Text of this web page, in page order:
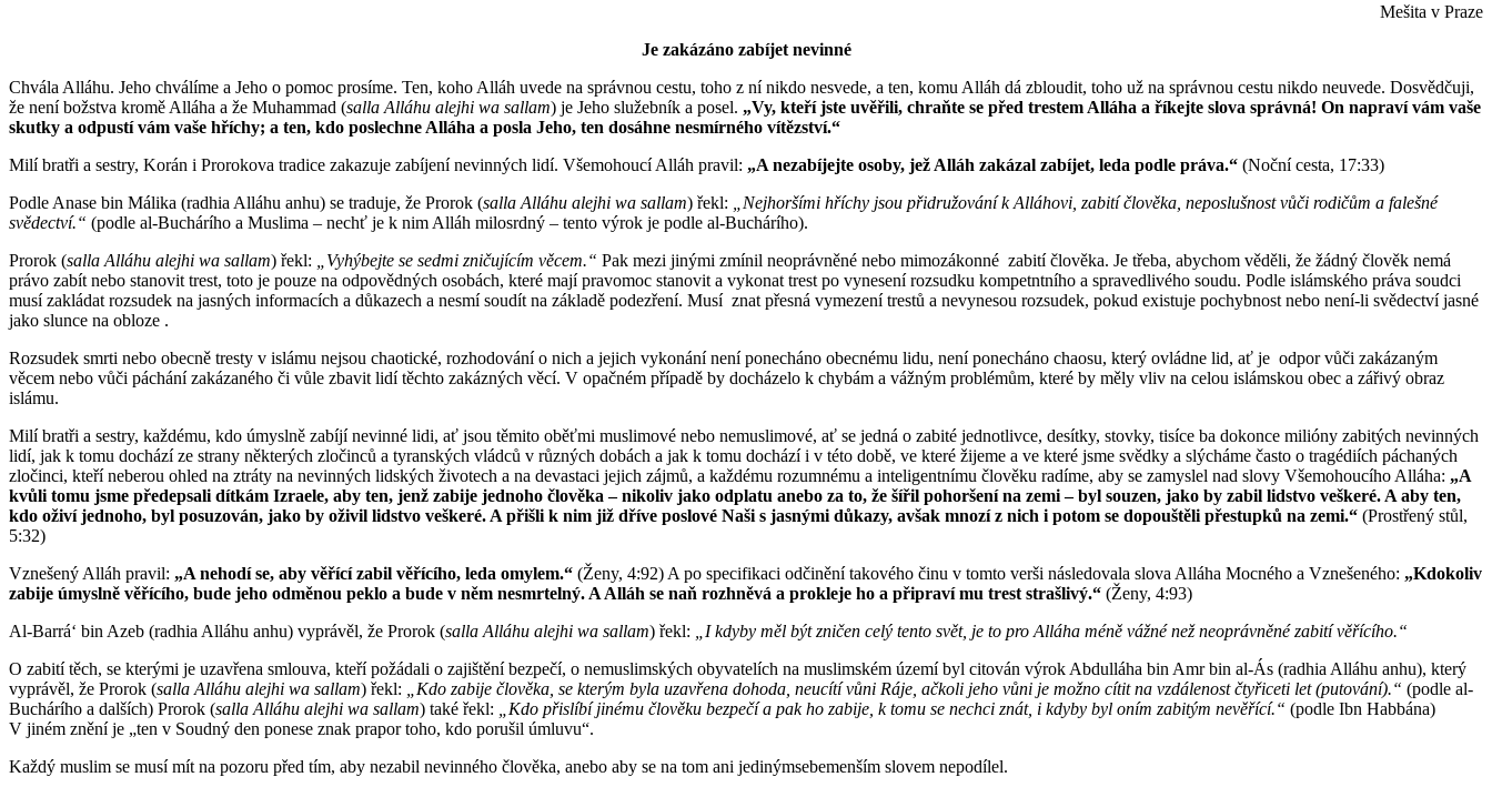
Mešita v Praze
Je zakázáno zabíjet nevinné
Chvála Alláhu. Jeho chválíme a Jeho o pomoc prosíme. Ten, koho Alláh uvede na správnou cestu, toho z ní nikdo nesvede, a ten, komu Alláh dá zbloudit, toho už na správnou cestu nikdo neuvede. Dosvědčuji,
že není božstva kromě Alláha a že Muhammad (salla Alláhu alejhi wa sallam) je Jeho služebník a posel. „Vy, kteří jste uvěřili, chraňte se před trestem Alláha a říkejte slova správná! On napraví vám vaše
skutky a odpustí vám vaše hříchy; a ten, kdo poslechne Alláha a posla Jeho, ten dosáhne nesmírného vítězství.“
Milí bratři a sestry, Korán i Prorokova tradice zakazuje zabíjení nevinných lidí. Všemohoucí Alláh pravil: „A nezabíjejte osoby, jež Alláh zakázal zabíjet, leda podle práva.“ (Noční cesta, 17:33)
Podle Anase bin Málika (radhia Alláhu anhu) se traduje, že Prorok (salla Alláhu alejhi wa sallam) řekl:
„Nejhoršími hříchy jsou přidružování k Alláhovi, zabití člověka, neposlušnost vůči rodičům a falešné
svědectví.“ (podle al-Buchárího a Muslima – nechť je k nim Alláh milosrdný – tento výrok je podle al-Buchárího).
Prorok (salla Alláhu alejhi wa sallam) řekl: „Vyhýbejte se sedmi zničujícím věcem.“ Pak mezi jinými zmínil neoprávněné nebo mimozákonné zabití člověka. Je třeba, abychom věděli, že žádný člověk nemá
právo zabít nebo stanovit trest, toto je pouze na odpovědných osobách, které mají pravomoc stanovit a vykonat trest po vynesení rozsudku kompetntního a spravedlivého soudu. Podle islámského práva soudci
musí zakládat rozsudek na jasných informacích a důkazech a nesmí soudít na základě podezření. Musí znat přesná vymezení trestů a nevynesou rozsudek, pokud existuje pochybnost nebo není-li svědectví jasné
jako slunce na obloze .
Rozsudek smrti nebo obecně tresty v islámu nejsou chaotické, rozhodování o nich a jejich vykonání není ponecháno obecnému lidu, není ponecháno chaosu, který ovládne lid, ať je odpor vůči zakázaným
věcem nebo vůči páchání zakázaného či vůle zbavit lidí těchto zakázných věcí. V opačném případě by docházelo k chybám a vážným problémům, které by měly vliv na celou islámskou obec a zářivý obraz
islámu.
Milí bratři a sestry, každému, kdo úmyslně zabíjí nevinné lidi, ať jsou těmito oběťmi muslimové nebo nemuslimové, ať se jedná o zabité jednotlivce, desítky, stovky, tisíce ba dokonce milióny zabitých nevinných
lidí, jak k tomu dochází ze strany některých zločinců a tyranských vládců v různých dobách a jak k tomu dochází i v této době, ve které žijeme a ve které jsme svědky a slýcháme často o tragédiích páchaných
zločinci, kteří neberou ohled na ztráty na nevinných lidských životech a na devastaci jejich zájmů, a každému rozumnému a inteligentnímu člověku radíme, aby se zamyslel nad slovy Všemohoucího Alláha: „A
kvůli tomu jsme předepsali dítkám Izraele, aby ten, jenž zabije jednoho člověka – nikoliv jako odplatu anebo za to, že šířil pohoršení na zemi – byl souzen, jako by zabil lidstvo veškeré. A aby ten,
kdo oživí jednoho, byl posuzován, jako by oživil lidstvo veškeré. A přišli k nim již dříve poslové Naši s jasnými důkazy, avšak mnozí z nich i potom se dopouštěli přestupků na zemi.“ (Prostřený stůl,
5:32)
Vznešený Alláh pravil: „A nehodí se, aby věřící zabil věřícího, leda omylem.“ (Ženy, 4:92) A po specifikaci odčinění takového činu v tomto verši následovala slova Alláha Mocného a Vznešeného: „Kdokoliv
zabije úmyslně věřícího, bude jeho odměnou peklo a bude v něm nesmrtelný. A Alláh se naň rozhněvá a prokleje ho a připraví mu trest strašlivý.“ (Ženy, 4:93)
Al-Barrá‘ bin Azeb (radhia Alláhu anhu) vyprávěl, že Prorok (salla Alláhu alejhi wa sallam) řekl:
„I kdyby měl být zničen celý tento svět, je to pro Alláha méně vážné než neoprávněné zabití věřícího.“
O zabití těch, se kterými je uzavřena smlouva, kteří požádali o zajištění bezpečí, o nemuslimských obyvatelích na muslimském území byl citován výrok Abdulláha bin Amr bin al-Ás (radhia Alláhu anhu), který
vyprávěl, že Prorok (salla Alláhu alejhi wa sallam) řekl: „Kdo zabije člověka, se kterým byla uzavřena dohoda, neucítí vůni Ráje, ačkoli jeho vůni je možno cítit na vzdálenost čtyřiceti let (putování).“ (podle al-
Buchárího a dalších) Prorok (salla Alláhu alejhi wa sallam) také řekl: „Kdo přislíbí jinému člověku bezpečí a pak ho zabije, k tomu se nechci znát, i kdyby byl oním zabitým nevěřící.“ (podle Ibn Habbána)
V jiném znění je „ten v Soudný den ponese znak prapor toho, kdo porušil úmluvu“.
Každý muslim se musí mít na pozoru před tím, aby nezabil nevinného člověka, anebo aby se na tom ani jedinýmsebemenším slovem nepodílel.